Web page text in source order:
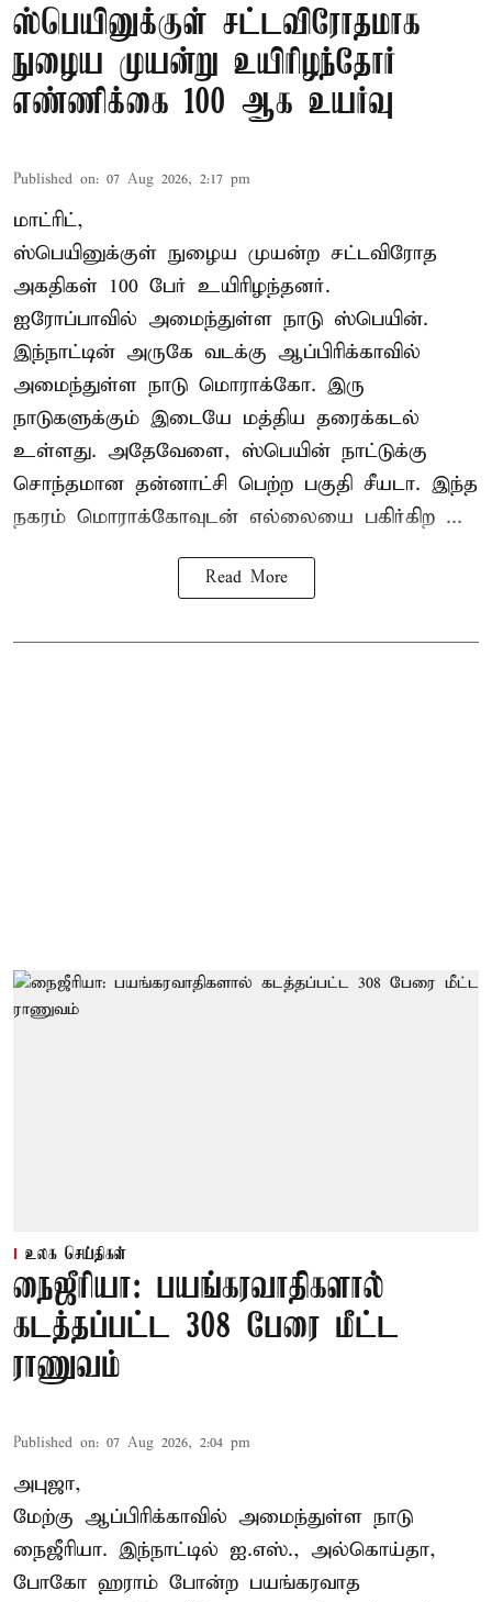
ஸ்பெயினுக்குள் சட்டவிரோதமாக
நுழைய முயன்று உயிரிழந்தோர்
எண்ணிக்கை 100 ஆக உயர்வு
Published on: 07 Aug 2026, 2:17 pm
மாட்ரிட்,
ஸ்பெயினுக்குள் நுழைய முயன்ற சட்டவிரோத
அகதிகள் 100 பேர் உயிரிழந்தனர்.
ஐரோப்பாவில் அமைந்துள்ள நாடு ஸ்பெயின்.
இந்நாட்டின் அருகே வடக்கு ஆப்பிரிக்காவில்
அமைந்துள்ள நாடு மொராக்கோ. இரு
நாடுகளுக்கும் இடையே மத்திய தரைக்கடல்
உள்ளது. அதேவேளை, ஸ்பெயின் நாட்டுக்கு
சொந்தமான தன்னாட்சி பெற்ற பகுதி சீயடா. இந்த
நகரம் மொராக்கோவுடன் எல்லையை பகிர்கிற ...
Read More
உலக செய்திகள்
நைஜீரியா: பயங்கரவாதிகளால்
கடத்தப்பட்ட 308 பேரை மீட்ட
ராணுவம்
Published on: 07 Aug 2026, 2:04 pm
அபுஜா,
மேற்கு ஆப்பிரிக்காவில் அமைந்துள்ள நாடு
நைஜீரியா. இந்நாட்டில் ஐ.எஸ்., அல்கொய்தா,
போகோ ஹராம் போன்ற பயங்கரவாத